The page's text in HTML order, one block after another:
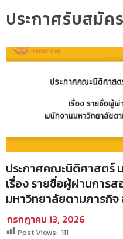
ประกาศรับสมัค
ประกาศคณะนิติศาสตร์
เรื่อง รายชื่อผู้ผ่านการ
มหาวิทยาลัยตามภารกิ
กรกฎาคม 13, 2026
Post Views: 111